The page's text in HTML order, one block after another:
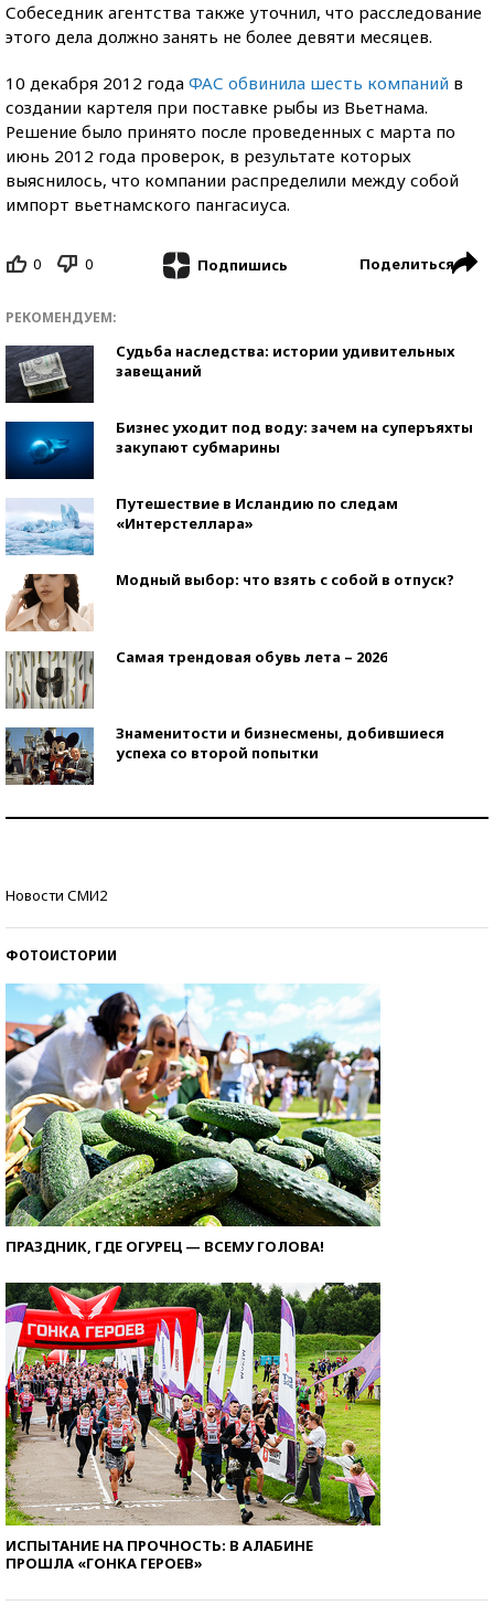
Собеседник агентства также уточнил, что расследование
этого дела должно занять не более девяти месяцев.
10 декабря 2012 года ФАС обвинила шесть компаний в
создании картеля при поставке рыбы из Вьетнама.
Решение было принято после проведенных с марта по
июнь 2012 года проверок, в результате которых
выяснилось, что компании распределили между собой
импорт вьетнамского пангасиуса.
0 0 Подпишись Поделиться
РЕКОМЕНДУЕМ:
Судьба наследства: истории удивительных
завещаний
Бизнес уходит под воду: зачем на суперъяхты
закупают субмарины
Путешествие в Исландию по следам
«Интерстеллара»
Модный выбор: что взять с собой в отпуск?
Самая трендовая обувь лета – 2026
Знаменитости и бизнесмены, добившиеся
успеха со второй попытки
Новости СМИ2
ФОТОИСТОРИИ
ПРАЗДНИК, ГДЕ ОГУРЕЦ — ВСЕМУ ГОЛОВА!
ИСПЫТАНИЕ НА ПРОЧНОСТЬ: В АЛАБИНЕ
ПРОШЛА «ГОНКА ГЕРОЕВ»